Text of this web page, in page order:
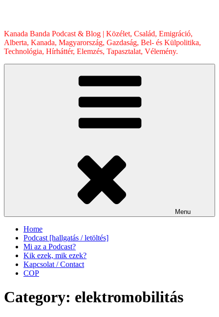
Kanada Banda Podcast & Blog | Közélet, Család, Emigráció,
Alberta, Kanada, Magyarország, Gazdaság, Bel- és Külpolitika,
Technológia, Hírháttér, Elemzés, Tapasztalat, Vélemény.
Menu
Home
Podcast [hallgatás / letöltés]
Mi az a Podcast?
Kik ezek, mik ezek?
Kapcsolat / Contact
COP
Category: elektromobilitás